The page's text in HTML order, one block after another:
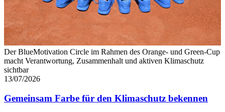
Der BlueMotivation Circle im Rahmen des Orange- und Green-Cup
macht Verantwortung, Zusammenhalt und aktiven Klimaschutz
sichtbar
13/07/2026
Gemeinsam Farbe für den Klimaschutz bekennen